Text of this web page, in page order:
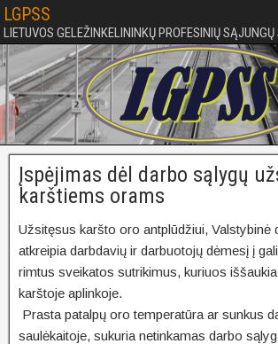
LGPSS
LIETUVOS GELEŽINKELININKŲ PROFESINIŲ
Įspėjimas dėl darbo sąlygų
karštiems orams
Užsitęsus karšto oro antplūdžiui, Valstybinė
atkreipia darbdavių ir darbuotojų dėmesį į
rimtus sveikatos sutrikimus, kuriuos
karštoje aplinkoje.
Prasta patalpų oro temperatūra ar sunkus
saulėkaitoje, sukuria netinkamas darbo